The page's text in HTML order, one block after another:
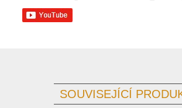
SOUVISEJÍCÍ